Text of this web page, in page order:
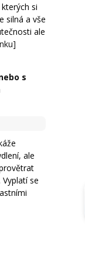
si
silná a vše
ale
s
ale
se